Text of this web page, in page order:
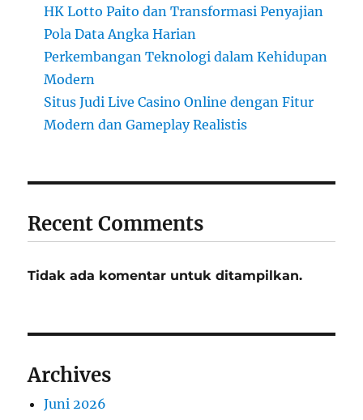
HK Lotto Paito dan Transformasi Penyajian
Pola Data Angka Harian
Perkembangan Teknologi dalam Kehidupan
Modern
Situs Judi Live Casino Online dengan Fitur
Modern dan Gameplay Realistis
Recent Comments
Tidak ada komentar untuk ditampilkan.
Archives
Juni 2026